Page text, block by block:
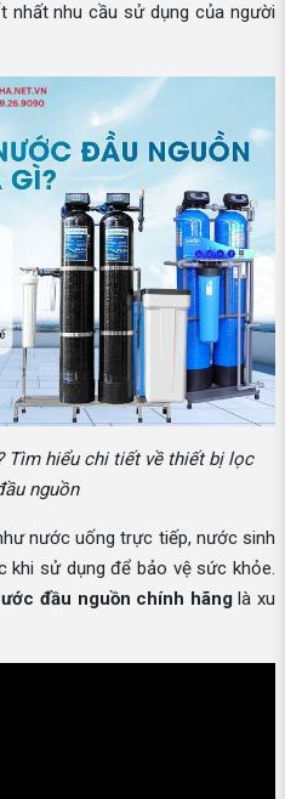
nhất nhu cầu sử dụng của người
Tìm hiểu chi tiết về thiết bị lọc
nguồn
nước uống trực tiếp, nước sinh
sử dụng để bảo vệ sức khỏe.
đầu nguồn chính hãnglà xu